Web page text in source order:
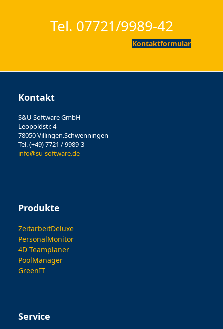
Tel. 07721/9989-42
Kontaktformular
Kontakt
S&U Software GmbH
Leopoldstr. 4
78050 Villingen.Schwenningen
Tel. (+49) 7721 / 9989-3
info@su-software.de
Produkte
ZeitarbeitDeluxe
PersonalMonitor
4D Teamplaner
PoolManager
GreenIT
Service